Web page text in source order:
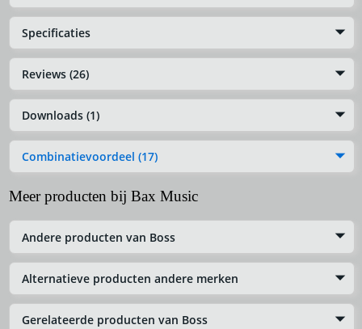
Specificaties
Reviews (26)
Downloads (1)
Combinatievoordeel (17)
Meer producten bij Bax Music
Andere producten van Boss
Alternatieve producten andere merken
Gerelateerde producten van Boss